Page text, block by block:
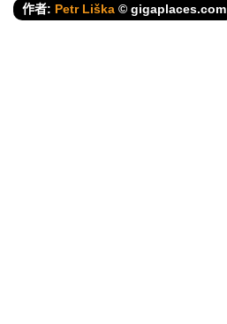
作者: Petr Liška © gigaplaces.com